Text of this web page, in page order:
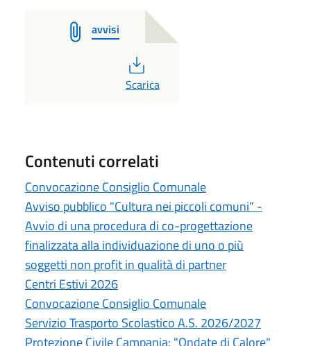
avvisi
PDF
Scarica
Contenuti correlati
Convocazione Consiglio Comunale
Avviso pubblico "Cultura nei piccoli comuni” -
Avvio di una procedura di co-progettazione
finalizzata alla individuazione di uno o più
soggetti non profit in qualità di partner
Centri Estivi 2026
Convocazione Consiglio Comunale
Servizio Trasporto Scolastico A.S. 2026/2027
Protezione Civile Campania: "Ondate di Calore"